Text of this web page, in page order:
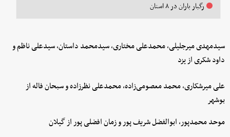
رگبار باران در ۸ استان
سیدمهدی میرجلیلی، محمدعلی مختاری، سیدمحمد داستان، سیدعلی ناظم و
داود شکری از یزد
علی میرشکاری، محمد معصومی‌زاده، محمدعلی نظرزاده و سبحان فاله از
بوشهر
موحد محمدپور، ابوالفضل شریف پور و زمان افضلی پور از گیلان